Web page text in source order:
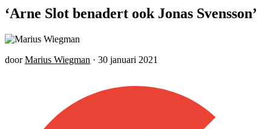
‘Arne Slot benadert ook Jonas Svensson’
door Marius Wiegman · 30 januari 2021